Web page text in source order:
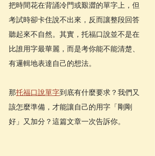
把時間花在背誦冷門或艱澀的單字上，但
考試時卻卡住說不出來，反而讓整段回答
聽起來不自然。其實，托福口說並不是在
比誰用字最華麗，而是考你能不能清楚、
有邏輯地表達自己的想法。
那托福口說單字到底有什麼要求？我們又
該怎麼準備，才能讓自己的用字「剛剛
好」又加分？這篇文章一次告訴你。